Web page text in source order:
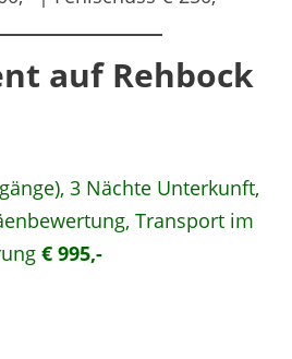
auf Rehbock
3 Nächte Unterkunft,
Transport im
€ 995,-